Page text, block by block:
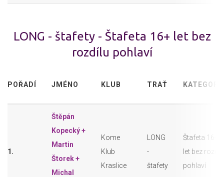
LONG - štafety - Štafeta 16+ let bez
rozdílu pohlaví
POŘADÍ JMÉNO KLUB TRAŤ
1.
Štěpán
Kopecký +
Martin
Štorek +
Michal
Kome
Klub
Kraslice
LONG
-
štafety
Štafeta 16+
let bez
pohlaví